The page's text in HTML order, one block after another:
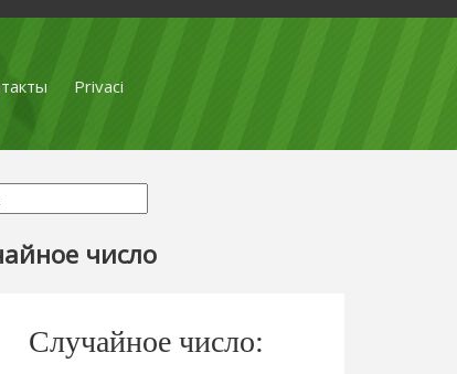
Privaci
число
Случайное число: